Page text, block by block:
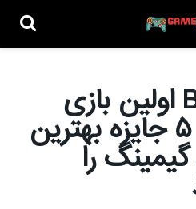
Baldur’s Gate 3 اولین بازی
تاریخ است که ۵ جایزه بهترین
را